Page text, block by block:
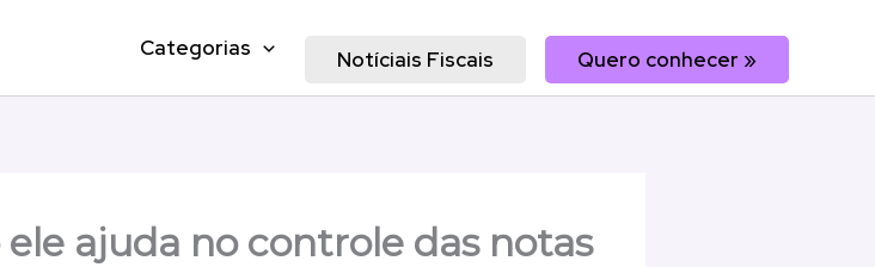
Categorias Notíciais Fiscais Quero conhecer »
ajuda no controle das notas